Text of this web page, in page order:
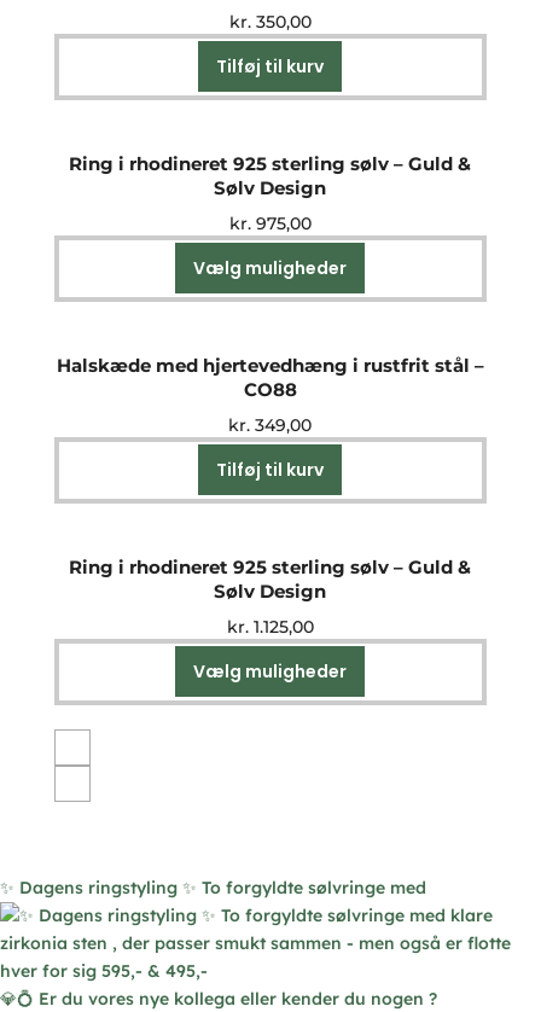
kr.350,00
Tilføj til kurv
Ring i rhodineret 925 sterling sølv – Guld &
Sølv Design
kr.975,00
Vælg muligheder
vare
varianter.
kan
Halskæde med hjertevedhæng i rustfrit stål –
CO88
kr. 349,00
Tilføj til kurv
Ring i rhodineret 925 sterling sølv – Guld &
Sølv Design
kr.1.125,00
Vælg muligheder
vare
på
varesiden
✨ Dagens ringstyling ✨ To forgyldte sølvringe med
💎💍 Er du vores nye kollega eller kender du nogen ?